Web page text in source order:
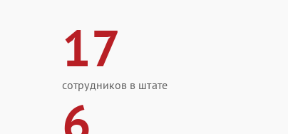
17
сотрудников в штате